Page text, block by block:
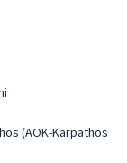
(AOK-Karpathos